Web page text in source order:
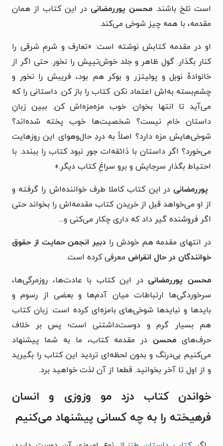
است تلخ باشند. محسن پوررمضانی در این کتاب از همان
مقدمه، با همه چیز شوخی می‌کند.
او در مقدمه کتابش نوشته است: «تعارف و شرمِ شرقی را
کنار بگذار. گولِ ظاهر و جلد خوش‌تیپش را نخور. حتی اگر از
خانوادهٔ نوبل و پولیتزر و بوکر هم بود، فریبش را نخور و
چشم‌بسته به‌اش اعتماد نکن. کتاب را باز کن. داستانی را که
می‌آید تا انتها بخوان. خوب مزه‌مزه‌اش کن. ببین زبانِ
داستان خام نیست؟ شخصیت‌ها خوب پخته شده‌اند؟
شوخی‌هایش مزه دارد؟ اصلاً به دردِ حال‌وهوای این روزهایت
می‌خورد؟ اگر داستان با ذائقه‌ات جور نبود کتاب را ببندد. با
احتیاط بگذار سرجایش و برو سراغِ کتاب دیگر.»
پوررمضانیدر این کتاب کاملا طرف خواننده‌اش را گرفته و
از او می‌خواهد قبل از خریدن کتاب مقدمه‌اش را بخواند حتی
اگر فروشنده گیر داد که داری چکار می‌کنی و...
در انتهای مقدمه هم خودش را دبیر انجمن حمایت از حقوق
خوانندگان در حال انقراض معرفی کرده است.
محسن پوررمضانی در این کتاب با عادت‌ها، روزمرگی‌ها،
سرخوردگی‌ها ارتباطات میان آدم‌ها و بعضی از رسوم و
بایدها و نبایدها شوخی‌های بامزه‌ای کرده‌ است. زبان کتاب
هم بسیار گرم و دوست‌داشتنی است؛ پس بر خلاف
حرف‌های محسن در مقدمه کتاب، ما به شما پیشنهاد
می‌کنیم بی‌درنگ و بدون لحظه‌ای تردید این کتاب را بگیرید
و از اول تا آخر بخوانید. قطعا از آن لذت خواهید برد.
خواندن کتاب دزد مو وزوزی و انسان
فرهیخته را به چه کسانی پیشنهاد می‌کنیم